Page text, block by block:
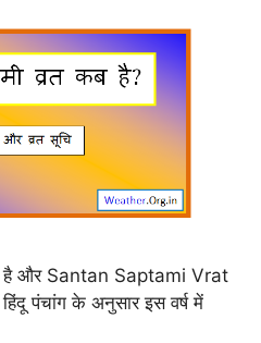
है और Santan Saptami Vrat
पंचांग के अनुसार इस वर्ष में